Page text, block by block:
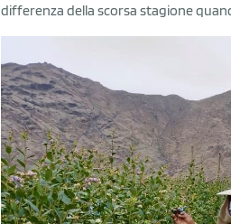
differenza della scorsa stagione